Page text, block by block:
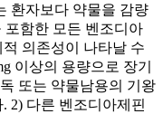
환자보다 약물을 감량
포함한 모든 벤조디아
의존성이 나타날 수
이상의 용량으로 장기
또는 약물남용의 기왕
2) 다른 벤조디아제핀